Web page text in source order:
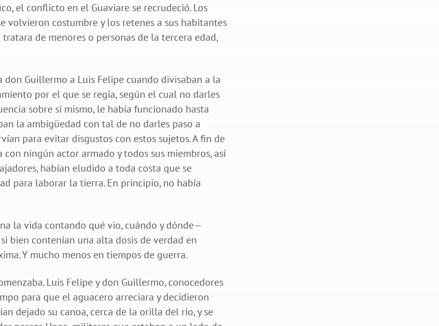
el conflicto en el Guaviare se recrudeció. Los
costumbre y los retenes a sus habitantes
de menores o personas de la tercera edad,
don Guillermo a Luis Felipe cuando divisaban a la
por el que se regía, según el cual no darles
sobre sí mismo, le había funcionado hasta
la ambigüedad con tal de no darles paso a
para evitar disgustos con estos sujetos. A fin de
ningún actor armado y todos sus miembros, así
habían eludido a toda costa que se
para laborar la tierra. En principio, no había
la vida contando qué vio, cuándo y dónde—
bien contenían una alta dosis de verdad en
Y mucho menos en tiempos de guerra.
Luis Felipe y don Guillermo, conocedores
para que el aguacero arreciara y decidieron
dejado su canoa, cerca de la orilla del río, y se